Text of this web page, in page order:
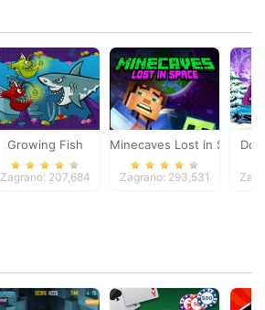
Growing Fish
Zagrano: 207,684
Minecaves Lost in Space
Zagrano: 293,531